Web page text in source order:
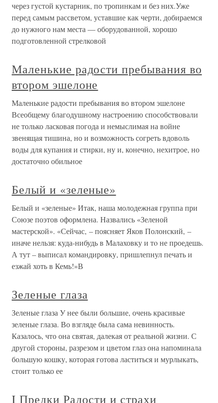
через густой кустарник, по тропинкам и без них.Уже
перед самым рассветом, уставшие как черти, добираемся
до нужного нам места — оборудованной, хорошо
подготовленной стрелковой
Маленькие радости пребывания во
втором эшелоне
Маленькие радости пребывания во втором эшелоне
Всеобщему благодушному настроению способствовали
не только ласковая погода и немыслимая на войне
звенящая тишина, но и возможность согреть вдоволь
воды для купания и стирки, ну и, конечно, нехитрое, но
достаточно обильное
Белый и «зеленые»
Белый и «зеленые» Итак, наша молодежная группа при
Союзе поэтов оформлена. Назвались «Зеленой
мастерской». «Сейчас, – поясняет Яков Полонский, –
иначе нельзя: куда-нибудь в Малаховку и тo не проедешь.
А тут – выписал командировку, пришлепнул печать и
езжай хоть в Кемь!»В
Зеленые глаза
Зеленые глаза У нее были большие, очень красивые
зеленые глаза. Во взгляде была сама невинность.
Казалось, что она святая, далекая от реальной жизни. С
другой стороны, разрезом и цветом глаз она напоминала
большую кошку, которая готова ластиться и мурлыкать,
стоит только ее
I Предки Радости и страхи